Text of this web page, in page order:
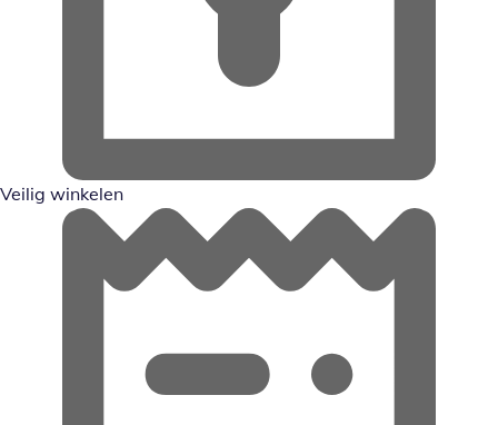
Veilig winkelen